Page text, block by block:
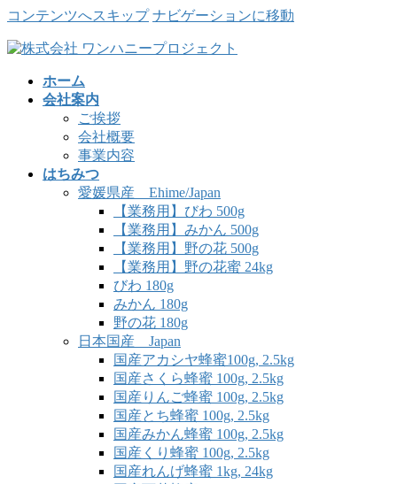
コンテンツへスキップ ナビゲーションに移動
ホーム
会社案内
ご挨拶
会社概要
事業内容
はちみつ
愛媛県産 Ehime/Japan
【業務用】びわ 500g
【業務用】みかん 500g
【業務用】野の花 500g
【業務用】野の花蜜 24kg
びわ 180g
みかん 180g
野の花 180g
日本国産 Japan
国産アカシヤ蜂蜜100g, 2.5kg
国産さくら蜂蜜 100g, 2.5kg
国産りんご蜂蜜 100g, 2.5kg
国産とち蜂蜜 100g, 2.5kg
国産みかん蜂蜜 100g, 2.5kg
国産くり蜂蜜 100g, 2.5kg
国産れんげ蜂蜜 1kg, 24kg